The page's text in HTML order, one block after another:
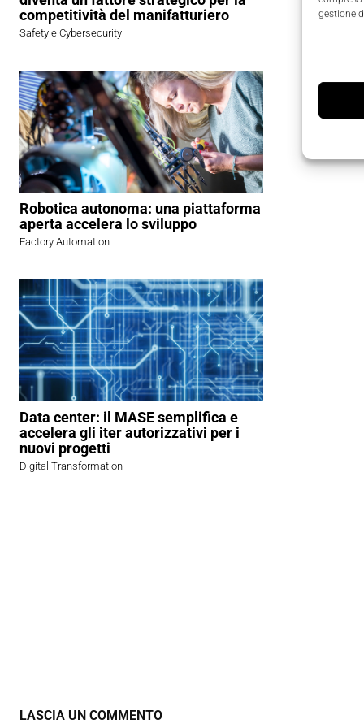
gestione
competitività del manifatturiero
Safety e Cybersecurity
Robotica autonoma: una piattaforma
aperta accelera lo sviluppo
Factory Automation
Data center: il MASE semplifica e
accelera gli iter autorizzativi per i
nuovi progetti
Digital Transformation
e le
LASCIA UN COMMENTO